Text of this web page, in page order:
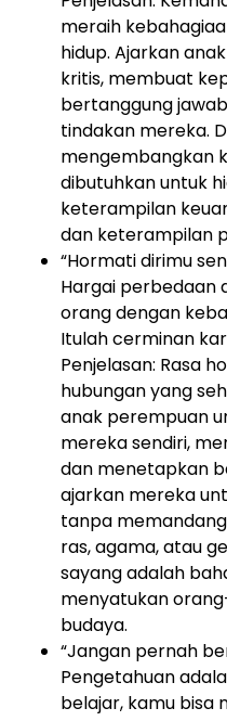
meraih
hidup. Ajarkan
kritis, membuat
bertanggung
tindakan mereka.
mengembangkan
dibutuhkan untuk
keterampilan
dan keterampilan
“Hormati dirimu
Hargai perbedaan
orang dengan
Itulah cerminan
Penjelasan: Rasa
hubungan yang
anak perempuan
mereka sendiri,
dan menetapkan
ajarkan mereka
tanpa
ras, agama, atau
sayang adalah
menyatukan
budaya.
“Jangan pernah
Pengetahuan
belajar, kamu bisa